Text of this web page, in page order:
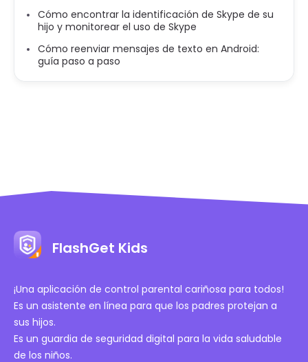
Cómo encontrar la identificación de Skype de su
hijo y monitorear el uso de Skype
Cómo reenviar mensajes de texto en Android:
guía paso a paso
FlashGet Kids
¡Una aplicación de control parental cariñosa para todos!
Es un asistente en línea para que los padres protejan a
sus hijos.
Es un guardia de seguridad digital para la vida saludable
de los niños.